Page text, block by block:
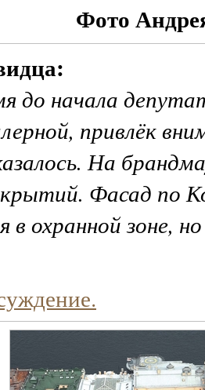
Фото
до начала
привлёк
На
Фасад по
в охранной зоне,